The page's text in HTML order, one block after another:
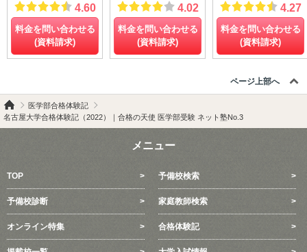
4.60
料金を問い合わせる
(資料請求)
4.02
料金を問い合わせる
(資料請求)
4.27
料金を問い合わせる
(資料請求)
ページ上部へ
医学部合格体験記
名古屋大学合格体験記（2022）｜合格の天使 医学部受験 ネット塾No.3
メニュー
TOP 予備校検索
予備校診断 家庭教師検索
オンライン特集 合格体験記